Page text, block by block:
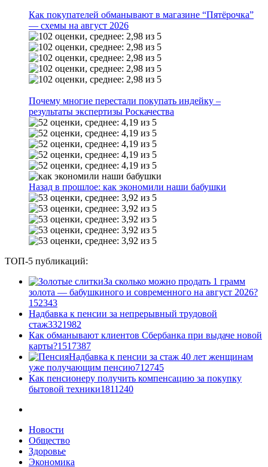
Как покупателей обманывают в магазине “Пятёрочка”
— схемы на август 2026
Почему многие перестали покупать индейку –
результаты экспертизы Роскачества
Назад в прошлое: как экономили наши бабушки
ТОП-5 публикаций:
За сколько можно продать 1 грамм
золота — бабушкиного и современного на август 2026?
152343
Надбавка к пенсии за непрерывный трудовой
стаж3321982
Как обманывают клиентов Сбербанка при выдаче новой
карты?1517387
Надбавка к пенсии за стаж 40 лет женщинам
уже получающим пенсию712745
Как пенсионеру получить компенсацию за покупку
бытовой техники1811240
Новости
Общество
Здоровье
Экономика